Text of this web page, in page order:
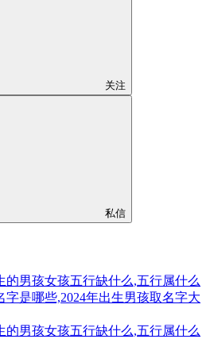
关注
私信
的男孩女孩五行缺什么,五行属什么
字是哪些,2024年出生男孩取名字大
的男孩女孩五行缺什么,五行属什么